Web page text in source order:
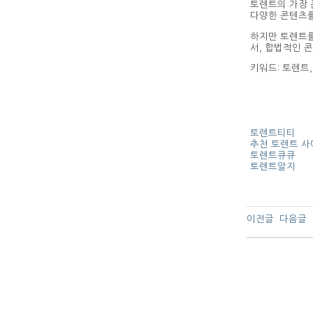
토렌트의 가장
다양한 콘텐츠
하지만 토렌트
서, 합법적인
키워드: 토렌트
토렌트티티
추천 토렌트 사
토렌트큐큐
토렌트알지
이전글 다음글